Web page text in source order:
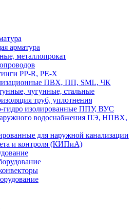
арматура
металлопрокат
PP-R, PE-X
ПВХ, ПП, SML, ЧК
чугунные, стальные
труб, уплотнения
гидро изолированные ППУ, ВУС
водоснабжения ПЭ, НПВХ,
для наружной канализации
и контроля (КИПиА)